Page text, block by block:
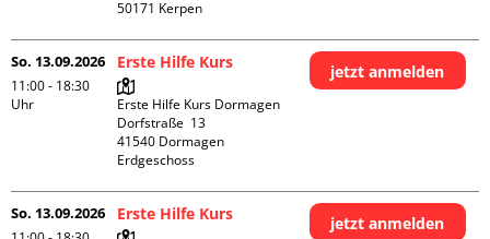
So. 13.09.2026
11:00 - 18:30
Uhr
Erste Hilfe Kurs
Erste Hilfe Kurs Dormagen
Dorfstraße  13
41540 Dormagen
Erdgeschoss
jetzt anmelden
So. 13.09.2026 Erste Hilfe Kurs jetzt anmelden